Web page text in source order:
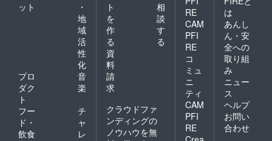
ット
・
地
域
活
性
化
プロ
ダク
ト
音
楽
フー
ド・
飲食
チ
ャ
レ
ト
を
作
る
相
談
す
る
資
料
請
求
クラウドファ
ンディングの
ノウハウを無
RE
CAM
PFI
RE
コ
ミュ
ニ
ティ
CAM
PFI
RE
は
あんし
ん・安
全への
取り組
み
ニュー
ス
ヘルプ
お問い
合わせ